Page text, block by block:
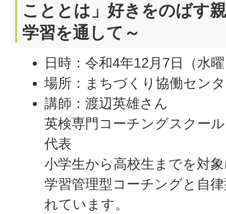
こととは」好きをのばす
学習を通して～
日時：令和4年12月7日（水
場所：まちづくり協働セン
講師：渡辺英雄さん
英検専門コーチングスクー
代表
小学生から高校生までを対
学習管理型コーチングと自
れています。